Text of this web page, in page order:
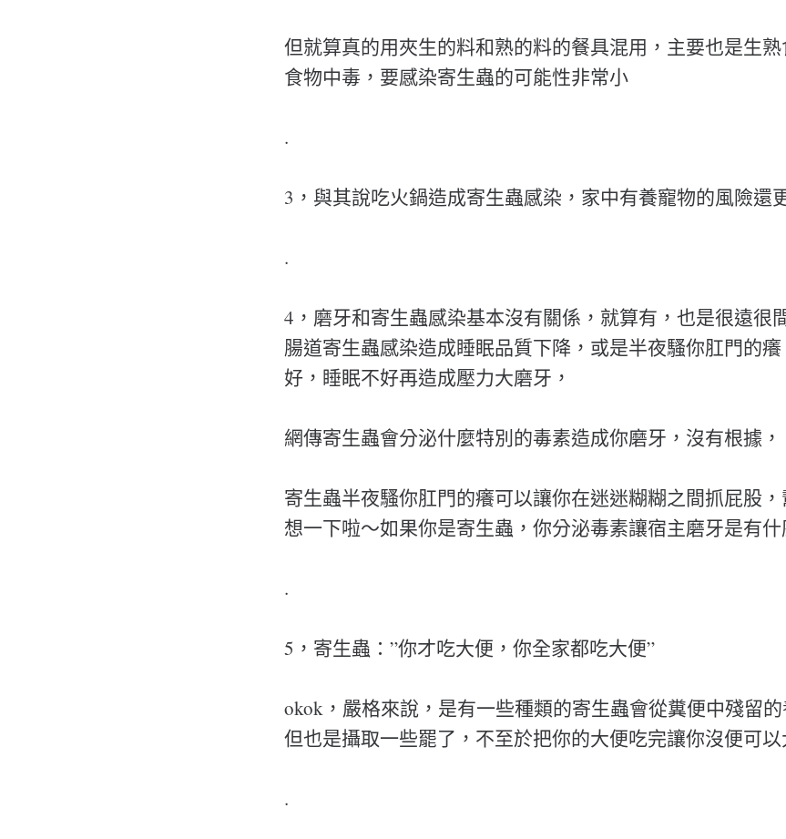
但就算真的用夾生的料和熟的料的餐具混用，主要也是生
食物中毒，要感染寄生蟲的可能性非常小
.
3，與其說吃火鍋造成寄生蟲感染，家中有養寵物的風險還
.
4，磨牙和寄生蟲感染基本沒有關係，就算有，也是很遠很
腸道寄生蟲感染造成睡眠品質下降，或是半夜騷你肛門的
好，睡眠不好再造成壓力大磨牙，
網傳寄生蟲會分泌什麼特別的毒素造成你磨牙，沒有根據，
寄生蟲半夜騷你肛門的癢可以讓你在迷迷糊糊之間抓屁股
想一下啦～如果你是寄生蟲，你分泌毒素讓宿主磨牙是有什
.
5，寄生蟲：”你才吃大便，你全家都吃大便”
okok，嚴格來說，是有一些種類的寄生蟲會從糞便中殘留的
但也是攝取一些罷了，不至於把你的大便吃完讓你沒便可以
.